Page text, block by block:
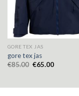
GORE TEX JAS
gore tex jas
€85.00 €65.00